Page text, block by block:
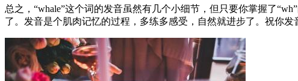
总之，“whale”这个词的发音虽然有几个小细节，但只要你掌握了
了。发音是个肌肉记忆的过程，多练多感受，自然就进步了。祝你发